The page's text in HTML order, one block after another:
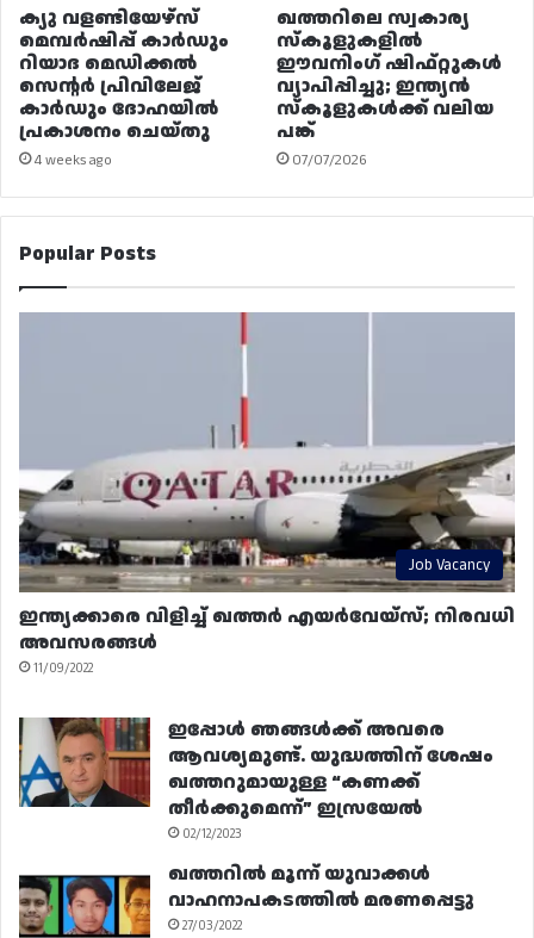
ക്യു വളണ്ടിയേഴ്‌സ്
മെമ്പർഷിപ്പ് കാർഡും
റിയാദ മെഡിക്കൽ
സെന്റർ പ്രിവിലേജ്
കാർഡും ദോഹയിൽ
പ്രകാശനം ചെയ്തു
4 weeks ago
ഖത്തറിലെ സ്വകാര്യ
സ്കൂളുകളിൽ
ഈവനിംഗ് ഷിഫ്റ്റുകൾ
വ്യാപിപ്പിച്ചു; ഇന്ത്യൻ
സ്കൂളുകൾക്ക് വലിയ
പങ്ക്
07/07/2026
Popular Posts
Job Vacancy
ഇന്ത്യക്കാരെ വിളിച്ച് ഖത്തർ എയർവേയ്‌സ്; നിരവധി
അവസരങ്ങൾ
11/09/2022
ഇപ്പോൾ ഞങ്ങൾക്ക് അവരെ
ആവശ്യമുണ്ട്. യുദ്ധത്തിന് ശേഷം
ഖത്തറുമായുള്ള “കണക്ക്
തീർക്കുമെന്ന്” ഇസ്രയേൽ
02/12/2023
ഖത്തറിൽ മൂന്ന് യുവാക്കൾ
വാഹനാപകടത്തിൽ മരണപ്പെട്ടു
27/03/2022